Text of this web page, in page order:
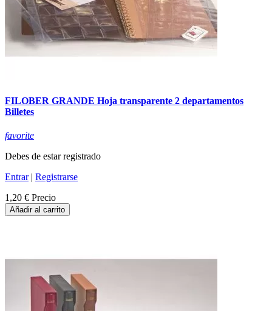
FILOBER GRANDE Hoja transparente 2 departamentos
Billetes
favorite
Debes de estar registrado
Entrar| Registrarse
1,20 € Precio
Añadir al carrito